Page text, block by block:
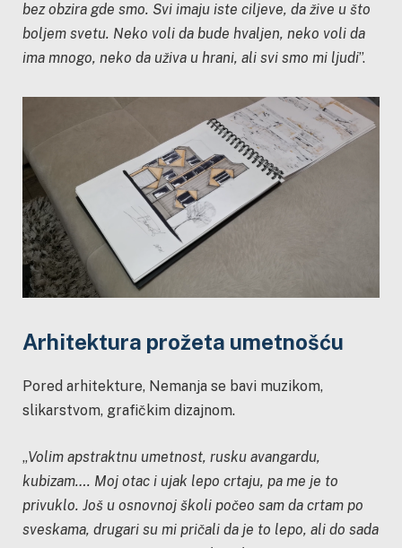
bez obzira gde smo. Svi imaju iste ciljeve, da žive u što
boljem svetu. Neko voli da bude hvaljen, neko voli da
ima mnogo, neko da uživa u hrani, ali svi smo mi ljudi”.
Arhitektura prožeta umetnošću
Pored arhitekture, Nemanja se bavi muzikom,
slikarstvom, grafičkim dizajnom.
„Volim apstraktnu umetnost, rusku avangardu,
kubizam…. Moj otac i ujak lepo crtaju, pa me je to
privuklo. Još u osnovnoj školi počeo sam da crtam po
sveskama, drugari su mi pričali da je to lepo, ali do sada